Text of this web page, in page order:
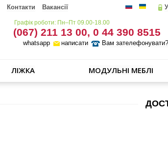
Контакти
Вакансії
Графік роботи: Пн–Пт 09.00-18.00
(067) 211 13 00, 0 44 390 8515
whatsapp написати Вам зателефонувати?
ЛІЖКА МОДУЛЬНІ МЕБЛІ